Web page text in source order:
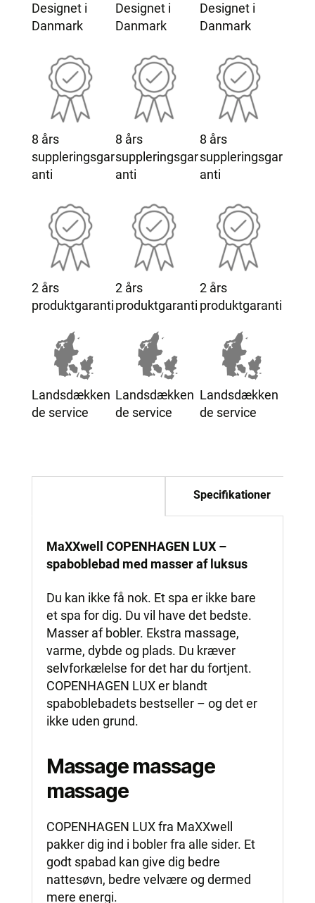
Designet i
Danmark
8 års
suppleringsgar
anti
2 års
produktgaranti
Landsdækken
de service
Designet i
Danmark
8 års
suppleringsgar
anti
2 års
produktgaranti
Landsdækken
de service
Designet i
Danmark
8 års
suppleringsgar
anti
2 års
produktgaranti
Landsdækken
de service
Specifikationer
MaXXwell COPENHAGEN LUX –
spaboblebad med masser af luksus
Du kan ikke få nok. Et spa er ikke bare
et spa for dig. Du vil have det bedste.
Masser af bobler. Ekstra massage,
varme, dybde og plads. Du kræver
selvforkælelse for det har du fortjent.
COPENHAGEN LUX er blandt
spaboblebadets bestseller – og det er
ikke uden grund.
Massage massage
massage
COPENHAGEN LUX fra MaXXwell
pakker dig ind i bobler fra alle sider. Et
godt spabad kan give dig bedre
nattesøvn, bedre velvære og dermed
mere energi.